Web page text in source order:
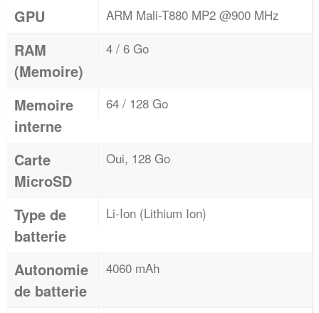
GPU ARM Mali-T880 MP2 @900 MHz
RAM
(Memoire)
4 / 6 Go
Memoire
interne
64 / 128 Go
Carte
MicroSD
Oui, 128 Go
Type de
batterie
Li-Ion (Lithium Ion)
Autonomie
de batterie
4060 mAh